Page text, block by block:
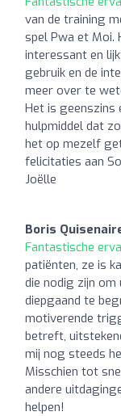
van de training
spel Pwa et Moi.
interessant en
gebruik en de
meer over te
Het is geenszins
hulpmiddel dat
het op mezelf
felicitaties aan
Joëlle
Boris
Fantastische
patiënten, ze is
die nodig zijn
diepgaand te
motiverende
betreft,
mij nog steeds
Misschien tot
andere
helpen!